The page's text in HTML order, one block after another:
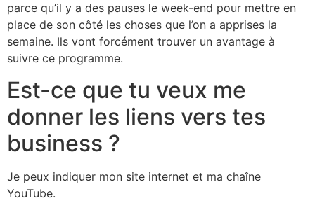
parce qu’il y a des pauses le week-end pour mettre en
place de son côté les choses que l’on a apprises la
semaine. Ils vont forcément trouver un avantage à
suivre ce programme.
Est-ce que tu veux me
donner les liens vers tes
business ?
Je peux indiquer mon site internet et ma chaîne
YouTube.